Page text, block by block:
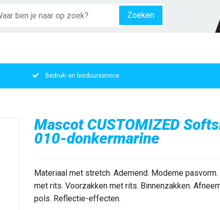
Zoeken
Bedruk- en borduurservice
Mascot CUSTOMIZED
010-donkermarine
Materiaal met stretch. Ademend. Moderne
met rits. Voorzakken met rits. Binnenzakken.
pols. Reflectie-effecten.